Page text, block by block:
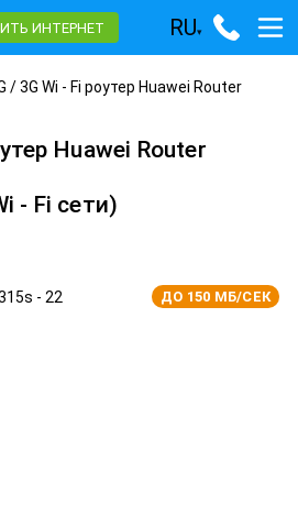
ИНТЕРНЕТ RU▾
/ 3G Wi - Fi роутер Huawei Router
Huawei Router
- Fi сети)
ДО 150 МБ/СЕК